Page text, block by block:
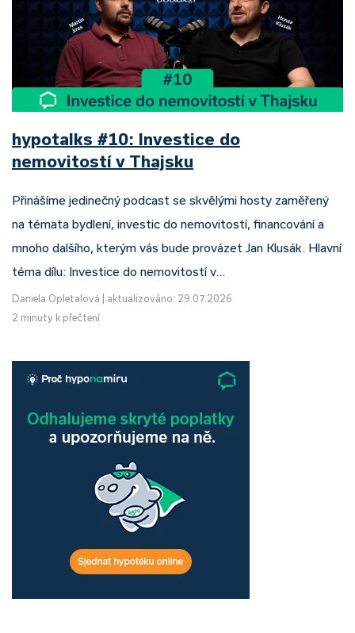
hypotalks #10: Investice do
nemovitostí v Thajsku
Přinášíme jedinečný podcast se skvělými hosty zaměřený
na témata bydlení, investic do nemovitostí, financování a
mnoho dalšího, kterým vás bude provázet Jan Klusák. Hlavní
téma dílu: Investice do nemovitostí v…
Daniela Opletalová
aktualizováno: 29.07.2026
2 minuty k přečtení